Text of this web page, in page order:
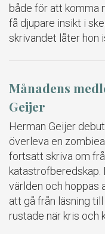
både för att komma
få djupare insikt i
skrivandet låter hon
Månadens
Geijer
Herman Geijer
överleva en
fortsatt skriva om
katastrofberedskap.
världen och hoppas
att gå från läsning
rustade när kris och